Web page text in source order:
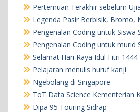
Pertemuan Terakhir sebelum
Legenda Pasir Berbisik, Bromo,
Pengenalan Coding untuk Siswa
Pengenalan Coding untuk murid
Selamat Hari Raya Idul Fitri 1444
Pelajaran menulis huruf kanji
Ngebolang di Singapore
ToT Data Science Kementerian
Dipa 95 Touring Sidrap